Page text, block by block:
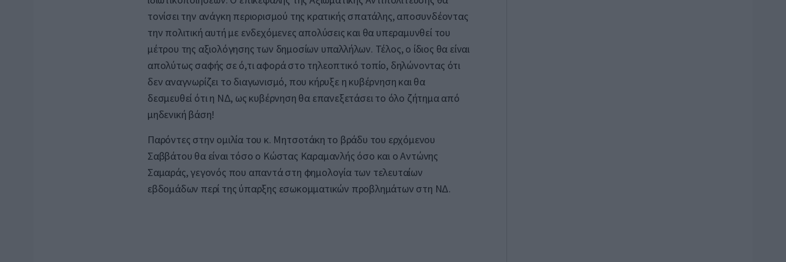
τονίσει την ανάγκη περιορισμού της κρατικής σπατάλης, αποσυνδέοντας
την πολιτική αυτή με ενδεχόμενες απολύσεις και θα υπεραμυνθεί του
μέτρου της αξιολόγησης των δημοσίων υπαλλήλων. Τέλος, ο ίδιος θα είναι
απολύτως σαφής σε ό,τι αφορά στο τηλεοπτικό τοπίο, δηλώνοντας ότι
δεν αναγνωρίζει το διαγωνισμό, που κήρυξε η κυβέρνηση και θα
δεσμευθεί ότι η ΝΔ, ως κυβέρνηση θα επανεξετάσει το όλο ζήτημα από
μηδενική βάση!
Παρόντες στην ομιλία του κ. Μητσοτάκη το βράδυ του ερχόμενου
Σαββάτου θα είναι τόσο ο Κώστας Καραμανλής όσο και ο Αντώνης
Σαμαράς, γεγονός που απαντά στη φημολογία των τελευταίων
εβδομάδων περί της ύπαρξης εσωκομματικών προβλημάτων στη ΝΔ.